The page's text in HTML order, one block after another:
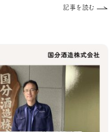
記事を読む